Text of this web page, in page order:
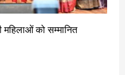
महिलाओं को सम्मानित